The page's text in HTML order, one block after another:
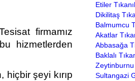
firmamız
hizmetlerden
şeyi kırıp
Etiler
Dikilitaş
Balmumcu
Akatlar
Abbasağa
Baklalı
Zeytinburnu
Sultangazi